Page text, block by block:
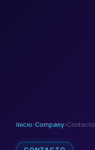
Inicio›Company›Contacto